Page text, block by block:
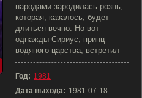
народами зародилась рознь,
которая, казалось, будет
длиться вечно. Но вот
однажды Сириус, принц
водяного царства, встретил
Год: 1981
Дата выхода: 1981-07-18